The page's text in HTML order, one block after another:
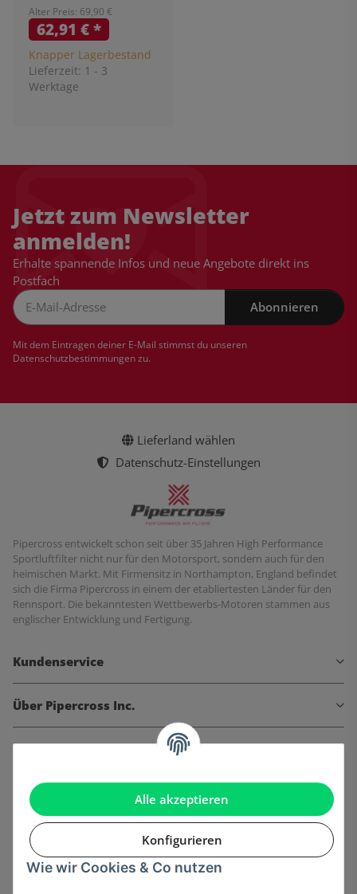
Alle akzeptieren
Konfigurieren
Wie wir Cookies & Co nutzen
Alter Preis: 69,90 €
62,91 €*
Knapper Lagerbestand
Lieferzeit: 1 - 3
Werktage
Jetzt zum Newsletter
anmelden!
Erhalte spannende Infos und neue Angebote direkt ins
Postfach
Abonnieren
Mit dem Eintragen deiner E-Mail stimmst du unseren
Datenschutzbestimmungenzu.
Lieferland wählen
Datenschutz-Einstellungen
Pipercross entwickelt schon seit über 35 Jahren High Performance
Sportluftfilter nicht nur für den Motorsport, sondern auch für den
heimischen Markt. Mit Firmensitz in Northampton, England befindet
sich die Firma Pipercross in einem der etabliertesten Länder für den
Rennsport. Die bekanntesten Wettbewerbs-Motoren stammen aus
englischer Entwicklung und Fertigung.
Kundenservice
Über Pipercross Inc.
Informationen
Gesetzliche Informationen